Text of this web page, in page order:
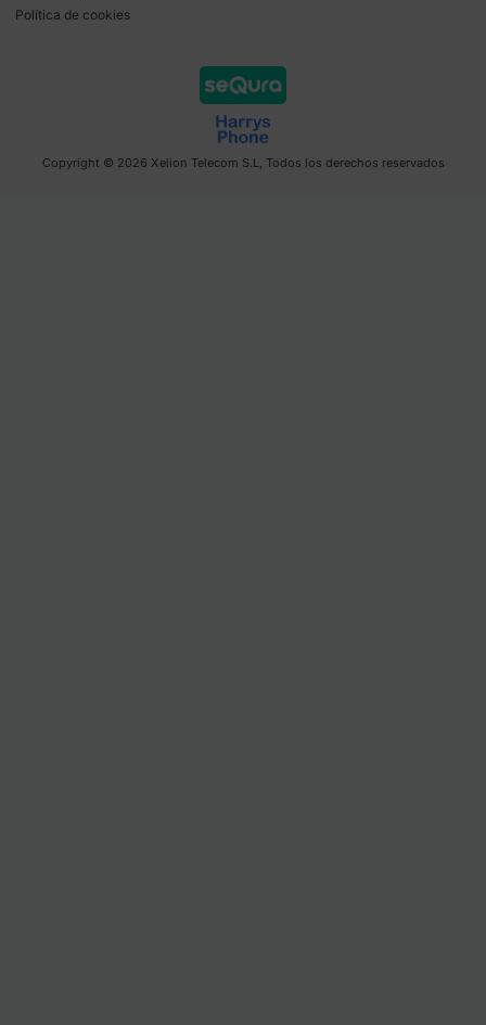
Política de cookies
Copyright © 2026 Xelion Telecom S.L, Todos los derechos reservados